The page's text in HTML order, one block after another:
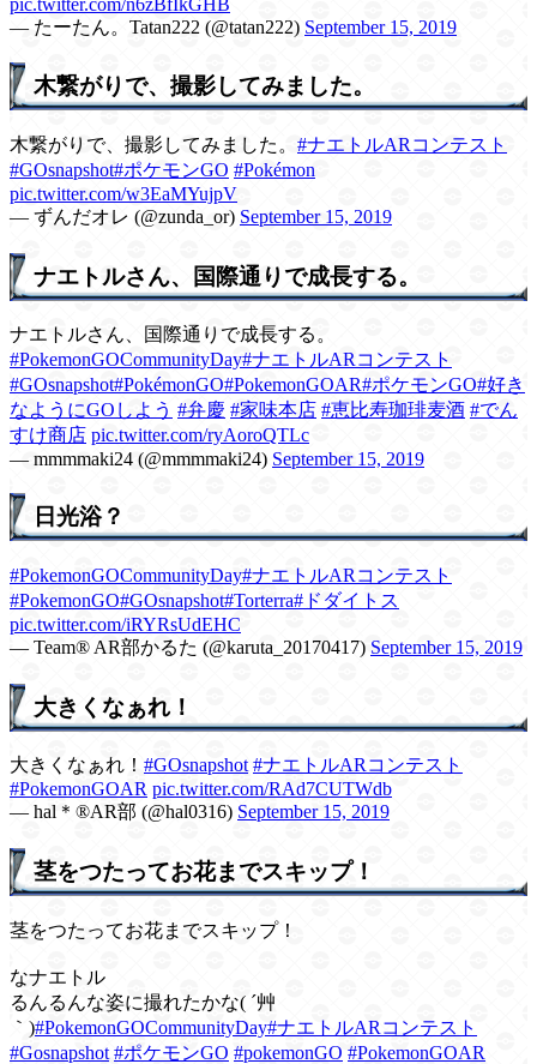
— たーたん。Tatan222 (@tatan222) September 15, 2019
木繋がりで、撮影してみました。
木繋がりで、撮影してみました。 #ナエトルARコンテスト
#GOsnapshot#ポケモンGO #Pokémon
pic.twitter.com/w3EaMYujpV
— ずんだオレ (@zunda_or) September 15, 2019
ナエトルさん、国際通りで成長する。
ナエトルさん、国際通りで成長する。
#PokemonGOCommunityDay#ナエトルARコンテスト
#GOsnapshot#PokémonGO#PokemonGOAR#ポケモンGO#好き
なようにGOしよう #弁慶 #家味本店 #恵比寿珈琲麦酒 #でん
すけ商店 pic.twitter.com/ryAoroQTLc
— mmmmaki24 (@mmmmaki24) September 15, 2019
日光浴？
#PokemonGOCommunityDay#ナエトルARコンテスト
#PokemonGO#GOsnapshot#Torterra#ドダイトス
pic.twitter.com/iRYRsUdEHC
— Team®️ AR部かるた (@karuta_20170417) September 15, 2019
大きくなぁれ！
大きくなぁれ！ #GOsnapshot #ナエトルARコンテスト
#PokemonGOAR pic.twitter.com/RAd7CUTWdb
— hal＊®️AR部 (@hal0316) September 15, 2019
茎をつたってお花までスキップ！
茎をつたってお花までスキップ！
なナエトル
るんるんな姿に撮れたかな( ´艸
｀)#PokemonGOCommunityDay#ナエトルARコンテスト
#Gosnapshot #ポケモンGO #pokemonGO #PokemonGOAR